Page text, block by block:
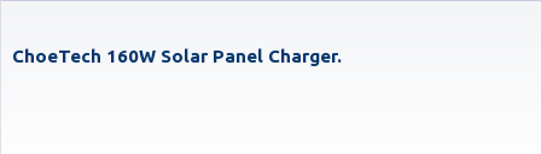
ChoeTech 160W Solar Panel Charger.